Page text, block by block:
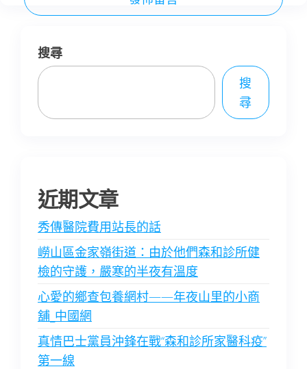
搜尋
搜
尋
近期文章
秀傳醫院費用站長的話
嶗山區金家嶺街道：由於他們森和診所健
檢的守護，嚴寒的半夜有溫度
心愛的鄉查包養網村——年夜山里的小商
舖_中國網
真情巴士黨員沖鋒在戰“森和診所家醫科疫”
第一線